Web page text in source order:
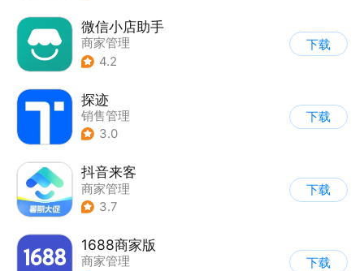
微信小店助手
商家管理
4.2
下载
探迹
销售管理
3.0
下载
抖音来客
商家管理
3.7
下载
1688商家版
商家管理
下载